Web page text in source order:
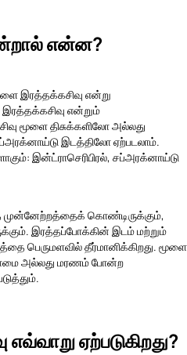
என்ன?
இரத்தக்கசிவு என்று
என்றும்
மூளை திசுக்களிலோ அல்லது
இடத்திலோ ஏற்படலாம்.
இன்ட்ராசெரிபிரல், சப்அரக்னாய்டு
கொண்டிருக்கும்,
இரத்தப்போக்கின் இடம் மற்றும்
பெருமளவில் தீர்மானிக்கிறது. மூளை
அல்லது மரணம் போன்ற
ஏற்படுகிறது?